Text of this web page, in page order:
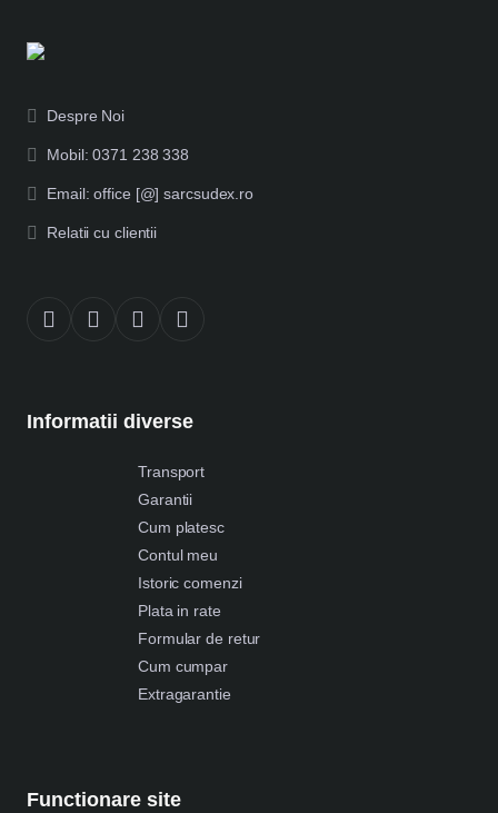
Despre Noi
Mobil: 0371 238 338
Email: office [@] sarcsudex.ro
Relatii cu clientii
Informatii diverse
Transport
Garantii
Cum platesc
Contul meu
Istoric comenzi
Plata in rate
Formular de retur
Cum cumpar
Extragarantie
Functionare site